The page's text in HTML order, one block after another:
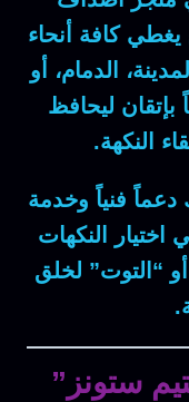
كافة أنحاء
الدمام، أو
ليحافظ
النكهة.
فنياً وخدمة
النكهات
أو “التوت” لخلق
ستونز”